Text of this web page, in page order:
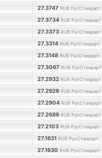
27.3747 RUB РусСтандарт
27.3734 RUB РусСтандарт
27.3373 RUB РусСтандарт
27.3314 RUB РусСтандарт
27.3148 RUB РусСтандарт
27.3067 RUB РусСтандарт
27.2932 RUB РусСтандарт
27.2926 RUB РусСтандарт
27.2904 RUB РусСтандарт
27.2686 RUB РусСтандарт
27.2103 RUB РусСтандарт
27.1631 RUB РусСтандарт
27.1630 RUB РусСтандарт